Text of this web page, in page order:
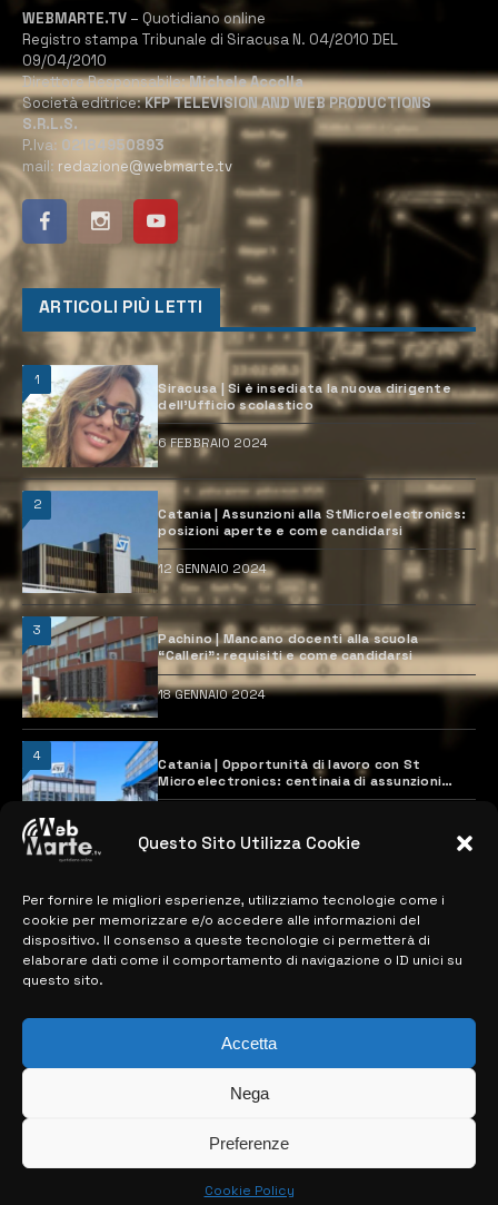
Questo Sito Utilizza Cookie
Per fornire le migliori esperienze, utilizziamo tecnologie come i
cookie per memorizzare e/o accedere alle informazioni del
dispositivo. Il consenso a queste tecnologie ci permetterà di
elaborare dati come il comportamento di navigazione o ID unici su
questo sito.
Accetta
Nega
Preferenze
Cookie Policy
WEBMARTE.TV – Quotidiano online
Registro stampa Tribunale di Siracusa N. 04/2010 DEL
09/04/2010
Direttore Responsabile:Michele Accolla
Società editrice:KFP TELEVISION AND WEB PRODUCTIONS
S.R.L.S.
P.Iva: 02184950893
mail: redazione@webmarte.tv
ARTICOLI PIÙ LETTI
1
Siracusa | Si è insediata la nuova dirigente
dell’Ufficio scolastico
6 FEBBRAIO 2024
2
Catania | Assunzioni alla StMicroelectronics:
posizioni aperte e come candidarsi
12 GENNAIO 2024
3
Pachino | Mancano docenti alla scuola
“Calleri”: requisiti e come candidarsi
18 GENNAIO 2024
4
Catania | Opportunità di lavoro con St
Microelectronics: centinaia di assunzioni
previste
MAPPA DEL SITO
> NOTIZIE